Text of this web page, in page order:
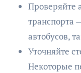
Проверяйте
транспорта
автобусов,
Уточняйте
Некоторые